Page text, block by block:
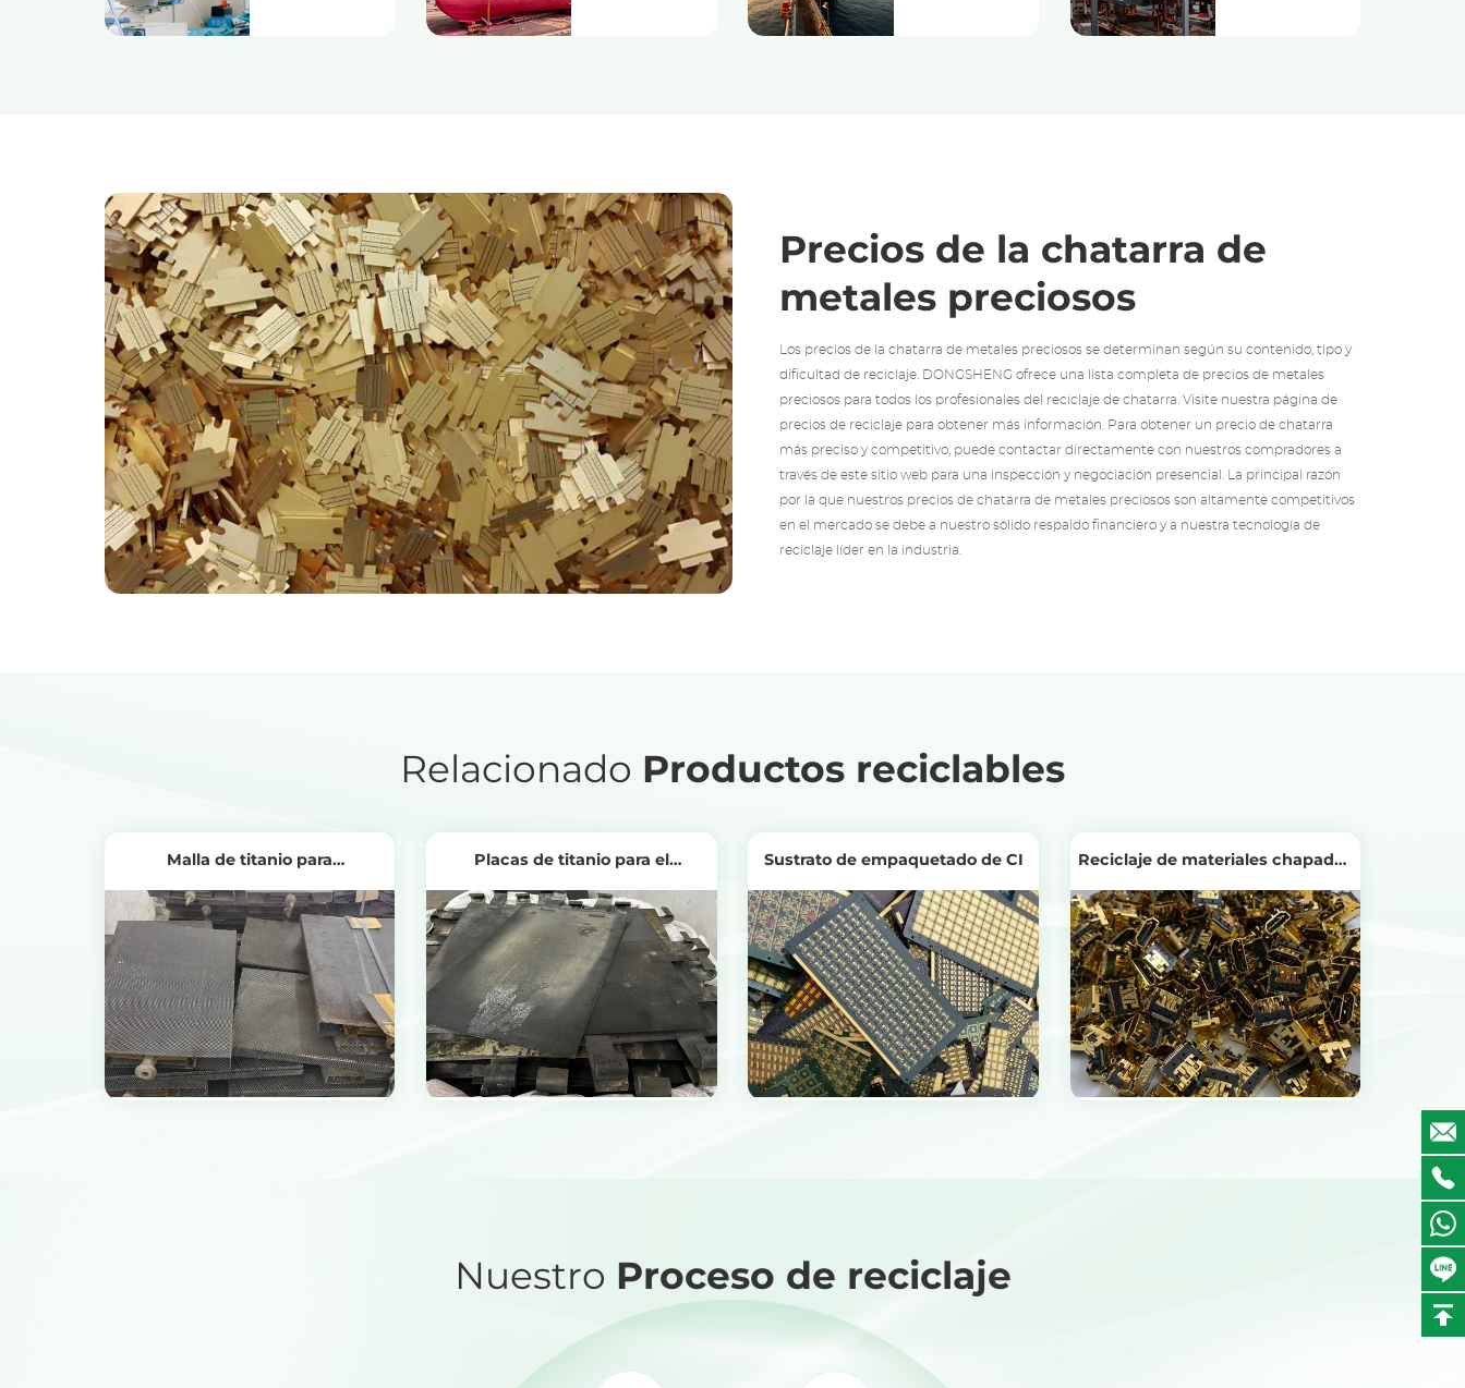
Precios de la chatarra de
metales preciosos
Los precios de la chatarra de metales preciosos se determinan según su contenido, tipo y
dificultad de reciclaje. DONGSHENG ofrece una lista completa de precios de metales
preciosos para todos los profesionales del reciclaje de chatarra. Visite nuestra página de
precios de reciclaje para obtener más información. Para obtener un precio de chatarra
más preciso y competitivo, puede contactar directamente con nuestros compradores a
través de este sitio web para una inspección y negociación presencial. La principal razón
por la que nuestros precios de chatarra de metales preciosos son altamente competitivos
en el mercado se debe a nuestro sólido respaldo financiero y a nuestra tecnología de
reciclaje líder en la industria.
Relacionado Productos reciclables
Malla de titanio para
electrolizadores PEM
Ver productos
Obtenga el precio del reciclaje
Placas de titanio para el
tratamiento de aguas residuales
Ver productos
Obtenga el precio del reciclaje
Sustrato de empaquetado de CI
Ver productos
Obtenga el precio del reciclaje
Reciclaje de materiales chapados
en oro
Ver productos
Obtenga el precio del reciclaje
Nuestro Proceso de reciclaje